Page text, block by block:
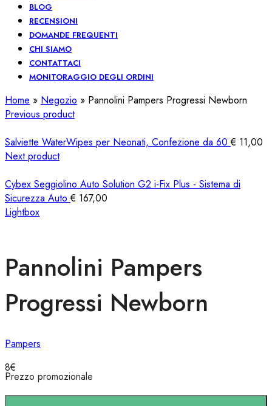
BLOG
RECENSIONI
DOMANDE FREQUENTI
CHI SIAMO
CONTATTACI
MONITORAGGIO DEGLI ORDINI
Home » Negozio » Pannolini Pampers Progressi Newborn
Previous product
Salviette WaterWipes per Neonati, Confezione da 60€ 11,00
Next product
Cybex Seggiolino Auto Solution G2 i-Fix Plus - Sistema di
Sicurezza Auto€ 167,00
Lightbox
Pannolini Pampers
Progressi Newborn
Pampers
8€
Prezzo promozionale